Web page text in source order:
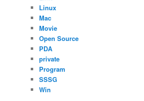
Linux
Mac
Movie
Open Source
PDA
private
Program
SSSG
Win